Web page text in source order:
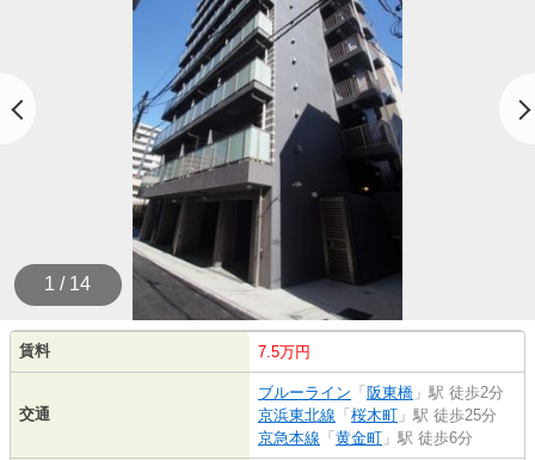
1 / 14
賃料 7.5万円
交通
ブルーライン 「 阪東橋 」駅 徒歩2分
京浜東北線 「 桜木町 」駅 徒歩25分
京急本線 「 黄金町 」駅 徒歩6分